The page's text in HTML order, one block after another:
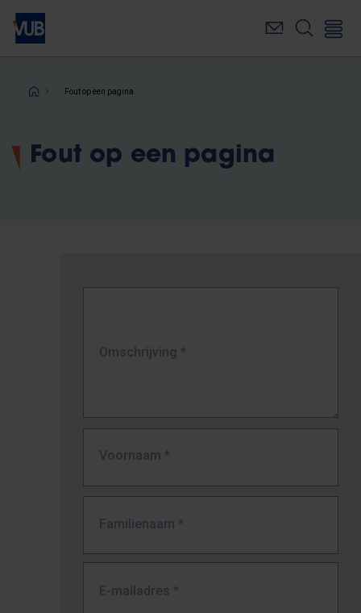
Overslaan
naar
inhoudKruimelpad
Fout op een pagina
Fout op een pagina
Omschrijving *
Voornaam *
Familienaam *
E-mailadres *